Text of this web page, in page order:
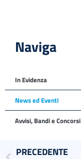
Naviga
In Evidenza
News ed Eventi
Avvisi, Bandi e Concorsi
PRECEDENTE